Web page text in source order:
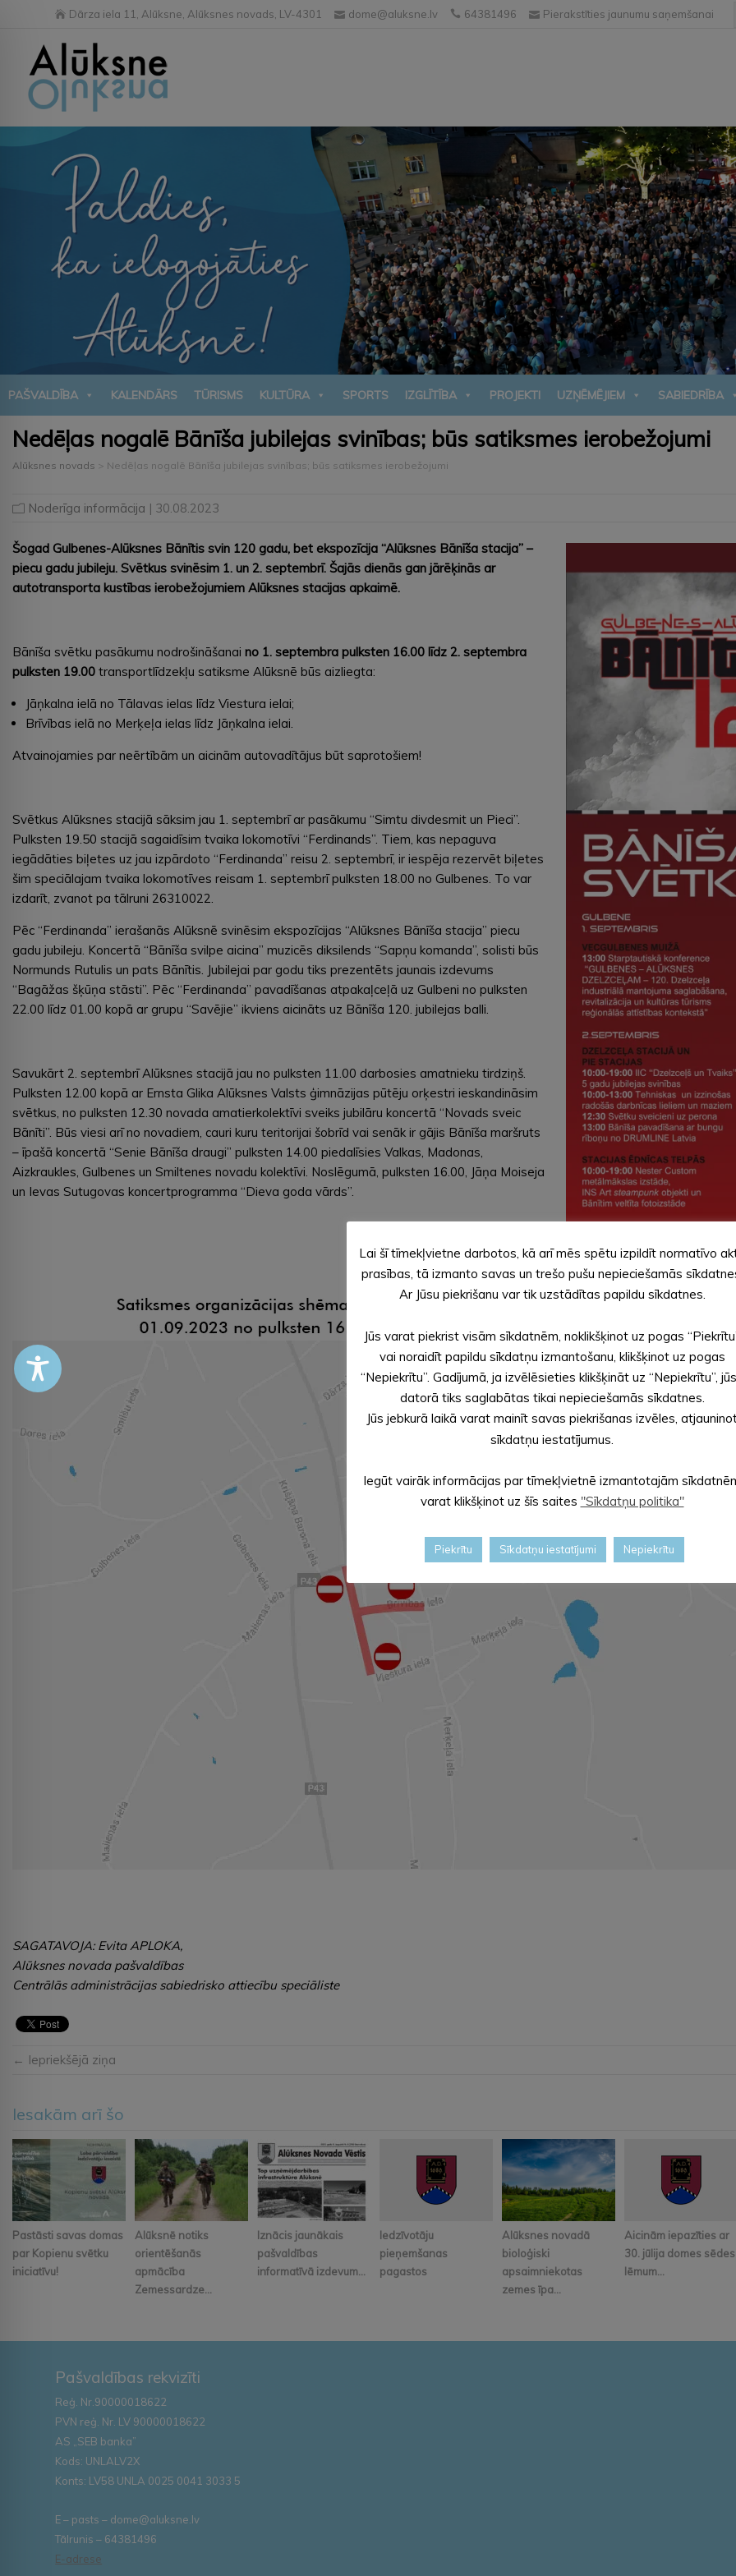
Dārza iela 11, Alūksne, Alūksnes novads, LV-4301 dome@aluksne.lv 64381496 Pierakstīties jaunumu saņemšanai
PAŠVALDĪBA KALENDĀRS TŪRISMS KULTŪRA SPORTS IZGLĪTĪBA PROJEKTI UZŅĒMĒJIEM SABIEDRĪBA
Nedēļas nogalē Bānīša jubilejas svinības; būs satiksmes ierobežojumi
Alūksnes novads > Nedēļas nogalē Bānīša jubilejas svinības; būs satiksmes ierobežojumi
Noderīga informācija | 30.08.2023
Šogad Gulbenes-Alūksnes Bānītis svin 120 gadu, bet ekspozīcija “Alūksnes Bānīša stacija” –
piecu gadu jubileju. Svētkus svinēsim 1. un 2. septembrī. Šajās dienās gan jārēķinās ar
autotransporta kustības ierobežojumiem Alūksnes stacijas apkaimē.
Bānīša svētku pasākumu nodrošināšanai no 1. septembra pulksten 16.00 līdz 2. septembra
pulksten 19.00 transportlīdzekļu satiksme Alūksnē būs aizliegta:
Jāņkalna ielā no Tālavas ielas līdz Viestura ielai;
Brīvības ielā no Merķeļa ielas līdz Jāņkalna ielai.
Atvainojamies par neērtībām un aicinām autovadītājus būt saprotošiem!
Svētkus Alūksnes stacijā sāksim jau 1. septembrī ar pasākumu “Simtu divdesmit un Pieci”.
Pulksten 19.50 stacijā sagaidīsim tvaika lokomotīvi “Ferdinands”. Tiem, kas nepaguva
iegādāties biļetes uz jau izpārdoto “Ferdinanda” reisu 2. septembrī, ir iespēja rezervēt biļetes
šim speciālajam tvaika lokomotīves reisam 1. septembrī pulksten 18.00 no Gulbenes. To var
izdarīt, zvanot pa tālruni 26310022.
Pēc “Ferdinanda” ierašanās Alūksnē svinēsim ekspozīcijas “Alūksnes Bānīša stacija” piecu
gadu jubileju. Koncertā “Bānīša svilpe aicina” muzicēs diksilends “Sapņu komanda”, solisti būs
Normunds Rutulis un pats Bānītis. Jubilejai par godu tiks prezentēts jaunais izdevums
“Bagāžas šķūņa stāsti”. Pēc “Ferdinanda” pavadīšanas atpakaļceļā uz Gulbeni no pulksten
22.00 līdz 01.00 kopā ar grupu “Savējie” ikviens aicināts uz Bānīša 120. jubilejas balli.
Savukārt 2. septembrī Alūksnes stacijā jau no pulksten 11.00 darbosies amatnieku tirdziņš.
Pulksten 12.00 kopā ar Ernsta Glika Alūksnes Valsts ģimnāzijas pūtēju orķestri ieskandināsim
svētkus, no pulksten 12.30 novada amatierkolektīvi sveiks jubilāru koncertā “Novads sveic
Bānīti”. Būs viesi arī no novadiem, cauri kuru teritorijai šobrīd vai senāk ir gājis Bānīša maršruts
– īpašā koncertā “Senie Bānīša draugi” pulksten 14.00 piedalīsies Valkas, Madonas,
Aizkraukles, Gulbenes un Smiltenes novadu kolektīvi. Noslēgumā, pulksten 16.00, Jāņa Moiseja
un Ievas Sutugovas koncertprogramma “Dieva goda vārds”.
SAGATAVOJA: Evita APLOKA,
Alūksnes novada pašvaldības
Centrālās administrācijas sabiedrisko attiecību speciāliste
← Iepriekšējā ziņa
Iesakām arī šo
Pastāsti savas domas
par Kopienu svētku
iniciatīvu!
Alūksnē notiks
orientēšanās
apmācība
Zemessardze...
Iznācis jaunākais
pašvaldības
informatīvā izdevum...
Iedzīvotāju
pieņemšanas
pagastos
Alūksnes novadā
bioloģiski
apsaimniekotas
zemes īpa...
Aicinām iepazīties ar
30. jūlija domes sēdes
lēmum...
Pašvaldības rekvizīti
Reģ. Nr.90000018622
PVN reģ. Nr. LV 90000018622
AS „SEB banka”
Kods: UNLALV2X
Konts: LV58 UNLA 0025 0041 3033 5
E – pasts – dome@aluksne.lv
Tālrunis – 64381496
E-adrese
Lai šī tīmekļvietne darbotos, kā arī mēs spētu izpildīt normatīvo
prasības, tā izmanto savas un trešo pušu nepieciešamās
Ar Jūsu piekrišanu var tik uzstādītas papildu sīkdatnes.
Jūs varat piekrist visām sīkdatnēm, noklikšķinot uz pogas
vai noraidīt papildu sīkdatņu izmantošanu, klikšķinot uz pogas
“Nepiekrītu”. Gadījumā, ja izvēlēsieties klikšķināt uz “Nepiekrītu”,
datorā tiks saglabātas tikai nepieciešamās sīkdatnes.
Jūs jebkurā laikā varat mainīt savas piekrišanas izvēles,
sīkdatņu iestatījumus.
Iegūt vairāk informācijas par tīmekļvietnē izmantotajām
varat klikšķinot uz šīs saites "Sīkdatņu politika"
Piekrītu Sīkdatņu iestatījumi Nepiekrītu